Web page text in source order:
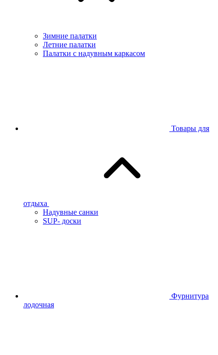
Зимние палатки
Летние палатки
Палатки с надувным каркасом
Товары для
отдыха
Надувные санки
SUP- доски
Фурнитура
лодочная